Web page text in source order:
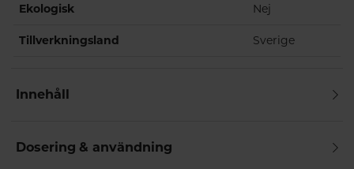
Ekologisk Nej
Tillverkningsland Sverige
Innehåll
Dosering & användning